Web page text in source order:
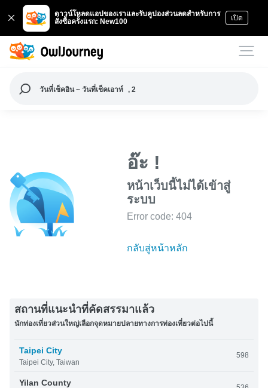
ดาวน์โหลดแอปของเราและรับคูปองส่วนลดสำหรับการ
สั่งซื้อครั้งแรก: New100
เปิด
วันที่เช็คอิน ~ วันที่เช็คเอาท์ , 2
อ๊ะ !
หน้าเว็บนี้ไม่ได้เข้าสู่
ระบบ
Error code: 404
กลับสู่หน้าหลัก
สถานที่แนะนำที่คัดสรรมาแล้ว
นักท่องเที่ยวส่วนใหญ่เลือกจุดหมายปลายทางการท่องเที่ยวต่อไปนี้
Taipei City
Taipei City, Taiwan
598
Yilan County